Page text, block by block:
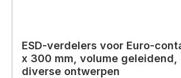
ESD-verdelers voor Euro-
x 300 mm, volume geleidend,
diverse ontwerpen